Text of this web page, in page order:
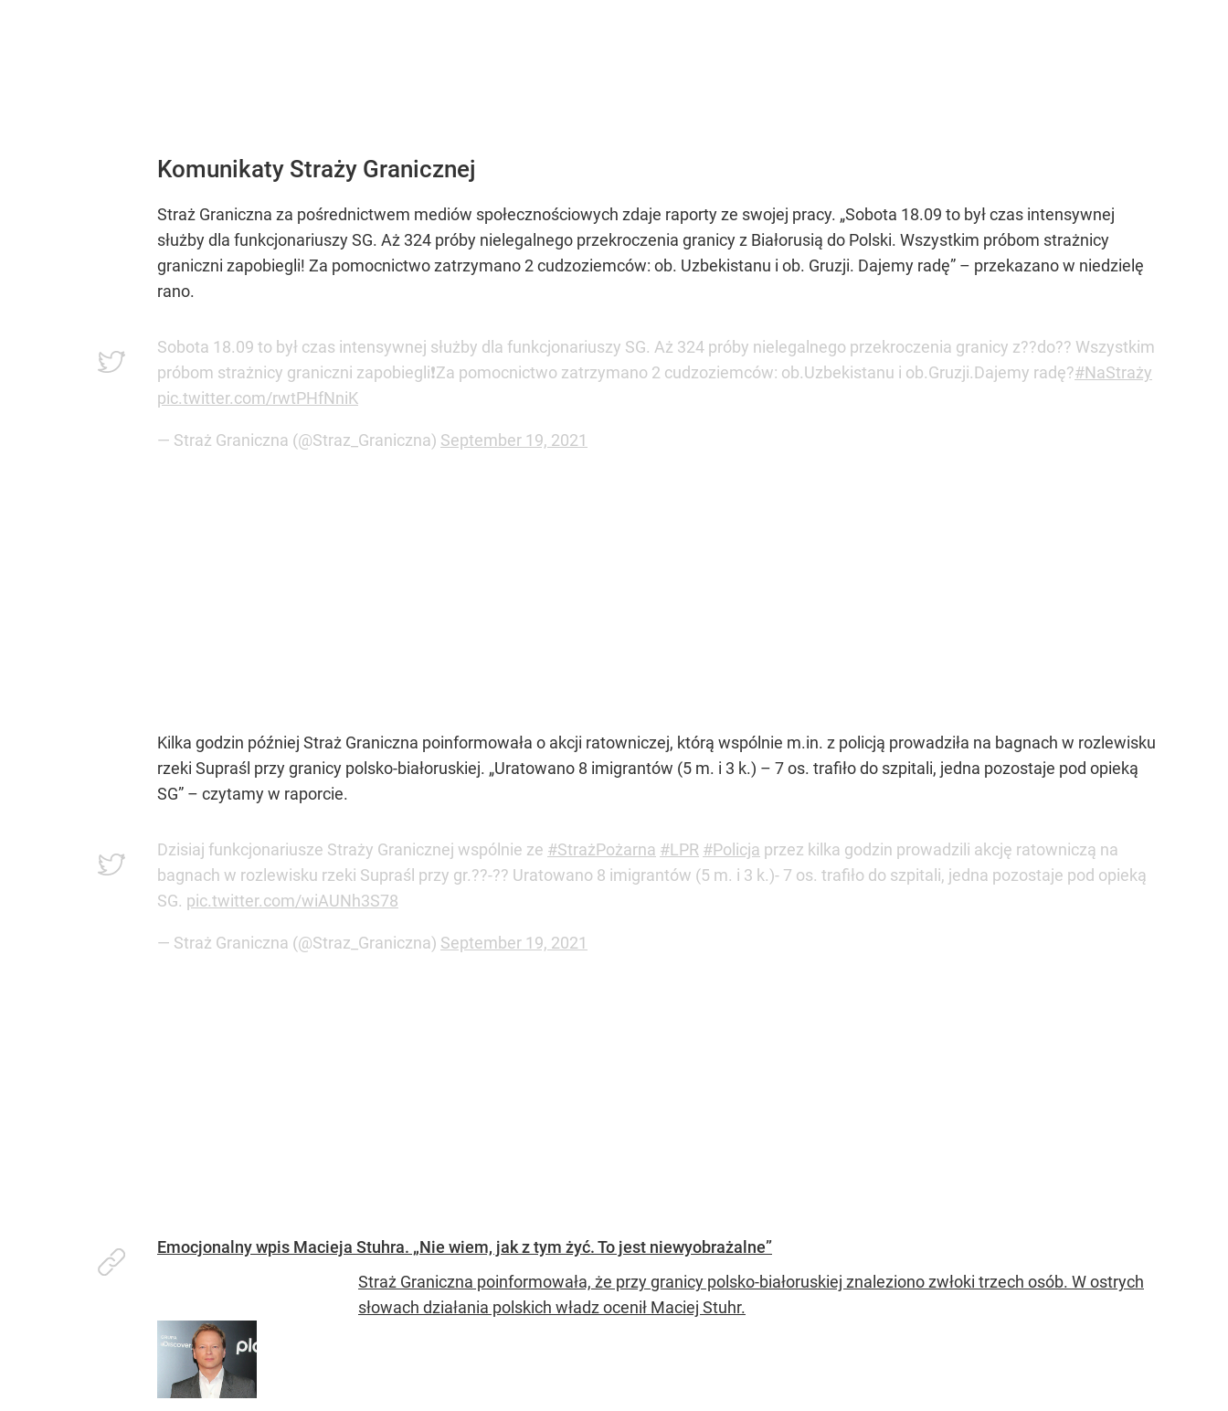
Komunikaty Straży Granicznej
Straż Graniczna za pośrednictwem mediów społecznościowych zdaje raporty ze swojej pracy. „Sobota 18.09 to był czas intensywnej
służby dla funkcjonariuszy SG. Aż 324 próby nielegalnego przekroczenia granicy z Białorusią do Polski. Wszystkim próbom strażnicy
graniczni zapobiegli! Za pomocnictwo zatrzymano 2 cudzoziemców: ob. Uzbekistanu i ob. Gruzji. Dajemy radę” – przekazano w niedzielę
rano.
Sobota 18.09 to był czas intensywnej służby dla funkcjonariuszy SG. Aż 324 próby nielegalnego przekroczenia granicy z??do?? Wszystkim
próbom strażnicy graniczni zapobiegli❗️Za pomocnictwo zatrzymano 2 cudzoziemców: ob.Uzbekistanu i ob.Gruzji.Dajemy radę?#NaStraży
pic.twitter.com/rwtPHfNniK
— Straż Graniczna (@Straz_Graniczna) September 19, 2021
Kilka godzin później Straż Graniczna poinformowała o akcji ratowniczej, którą wspólnie m.in. z policją prowadziła na bagnach w rozlewisku
rzeki Supraśl przy granicy polsko-białoruskiej. „Uratowano 8 imigrantów (5 m. i 3 k.) – 7 os. trafiło do szpitali, jedna pozostaje pod opieką
SG” – czytamy w raporcie.
Dzisiaj funkcjonariusze Straży Granicznej wspólnie ze #StrażPożarna #LPR #Policja przez kilka godzin prowadzili akcję ratowniczą na
bagnach w rozlewisku rzeki Supraśl przy gr.??-?? Uratowano 8 imigrantów (5 m. i 3 k.)- 7 os. trafiło do szpitali, jedna pozostaje pod opieką
SG. pic.twitter.com/wiAUNh3S78
— Straż Graniczna (@Straz_Graniczna) September 19, 2021
Emocjonalny wpis Macieja Stuhra. „Nie wiem, jak z tym żyć. To jest niewyobrażalne”
Straż Graniczna poinformowała, że przy granicy polsko-białoruskiej znaleziono zwłoki trzech osób. W ostrych
słowach działania polskich władz ocenił Maciej Stuhr.